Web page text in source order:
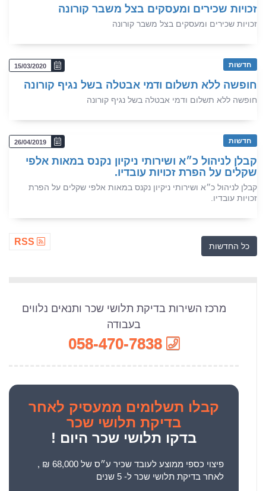
זכויות שכירים ומעסקים בצל משבר קורונה
זכויות שכירים ומעסקים בצל משבר קורונה
15/03/2020 חדשות
חופשה ללא תשלום ודמי אבטלה בשל נגיף קורונה
חופשה ללא תשלום ודמי אבטלה בשל נגיף קורונה
26/04/2019 חדשות
קבלן לניהול כ״א ושירותי ניקיון נקנס במאות אלפי
שקלים על הפרת זכויות עובדיו.
קבלן לניהול כ״א ושירותי ניקיון נקנס במאות אלפי שקלים על הפרת
זכויות עובדיו.
כל החדשות
מרכז השירות בדיקת תלושי שכר ותנאים נלווים
בעבודה
058-470-7838
קבלו תשלומים ממעסיק לאחר
בדיקת תלושי שכר
בדקו תלושי שכר היום !
פיצוי כספי ממוצע לעובד שכיר ע״ס של 68,000 ₪ ,
לאחר בדיקת תלושי שכר ל- 5 שנים